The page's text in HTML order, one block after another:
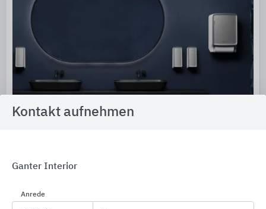
Kontakt aufnehmen
Ganter Interior
Anrede